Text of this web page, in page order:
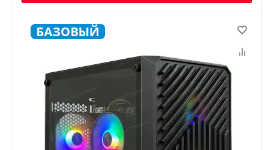
БАЗОВЫЙ